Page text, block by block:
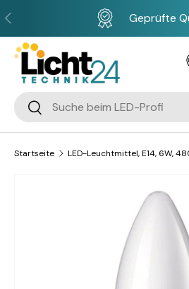
Direkt zum Inhalt
Vorherige Geprüfte
Suchen
Suchen
Startseite LED-Leuchtmittel, E14, 6W,